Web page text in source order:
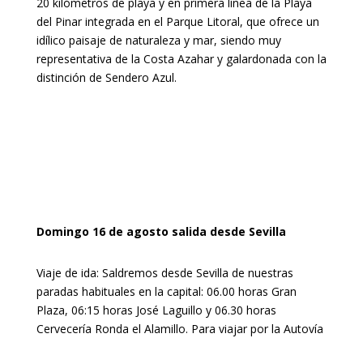
del Pinar integrada en el Parque Litoral, que ofrece un
idílico paisaje de naturaleza y mar, siendo muy
representativa de la Costa Azahar y galardonada con la
distinción de Sendero Azul.
Domingo 16 de agosto salida desde Sevilla
Viaje de ida: Saldremos desde Sevilla de nuestras
paradas habituales en la capital: 06.00 horas Gran
Plaza, 06:15 horas José Laguillo y 06.30 horas
Cervecería Ronda el Alamillo. Para viajar por la Autovía